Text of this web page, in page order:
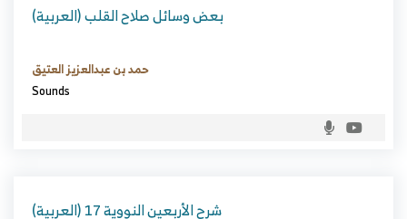
(العربية) بعض وسائل صلاح القلب
حمد بن عبدالعزيز العتيق
Sounds
(العربية) شرح الأربعين النووية 17